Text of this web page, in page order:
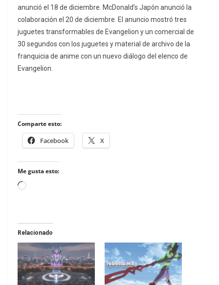
anunció el 18 de diciembre. McDonald’s Japón anunció la
colaboración el 20 de diciembre. El anuncio mostró tres
juguetes transformables de Evangelion y un comercial de
30 segundos con los juguetes y material de archivo de la
franquicia de anime con un nuevo diálogo del elenco de
Evangelion.
Comparte esto:
Facebook X
Me gusta esto:
Loading…
Relacionado